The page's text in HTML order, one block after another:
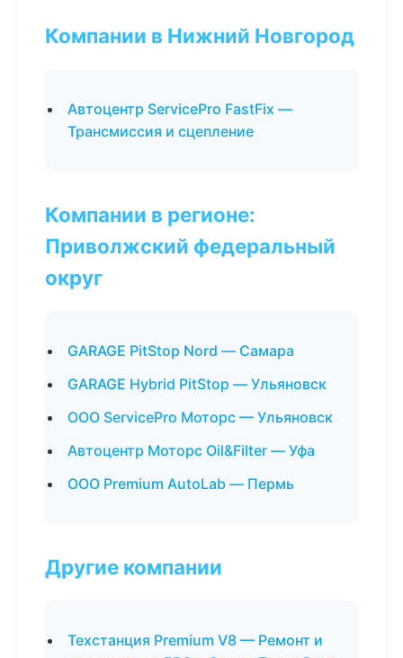
Компании в Нижний Новгород
Автоцентр ServicePro FastFix —
Трансмиссия и сцепление
Компании в регионе:
Приволжский федеральный
округ
GARAGE PitStop Nord — Самара
GARAGE Hybrid PitStop — Ульяновск
ООО ServicePro Моторс — Ульяновск
Автоцентр Моторс Oil&Filter — Уфа
ООО Premium AutoLab — Пермь
Другие компании
Техстанция Premium V8 — Ремонт и